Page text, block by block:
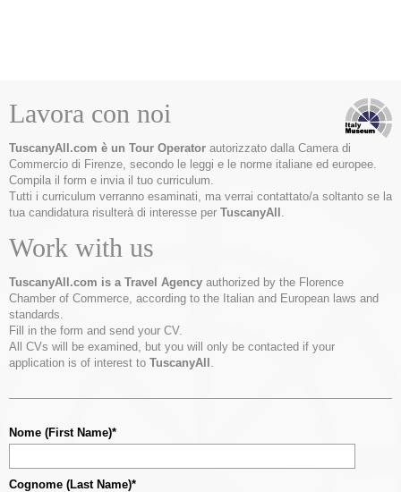
Lavora con noi
TuscanyAll.com è un Tour Operator autorizzato dalla Camera di
Commercio di Firenze, secondo le leggi e le norme italiane ed europee.
Compila il form e invia il tuo curriculum.
Tutti i curriculum verranno esaminati, ma verrai contattato/a soltanto se la
tua candidatura risulterà di interesse per TuscanyAll .
Work with us
TuscanyAll.com is a Travel Agency authorized by the Florence
Chamber of Commerce, according to the Italian and European laws and
standards.
Fill in the form and send your CV.
All CVs will be examined, but you will only be contacted if your
application is of interest to TuscanyAll .
Nome (First Name)*
Cognome (Last Name)*